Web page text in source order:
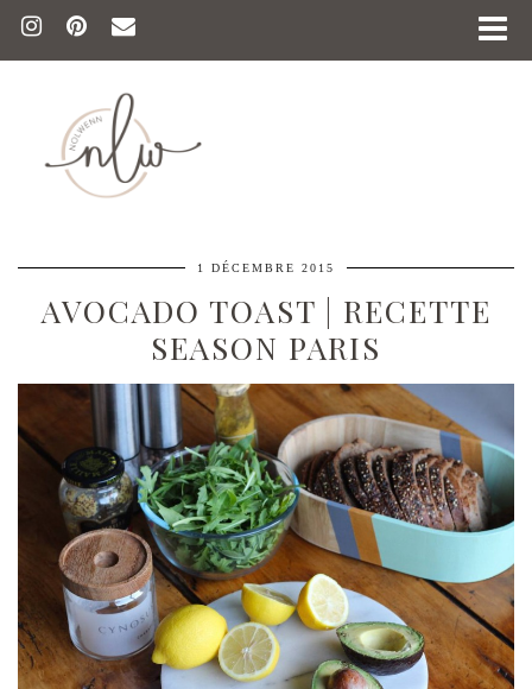
1 DÉCEMBRE 2015
AVOCADO TOAST | RECETTE
SEASON PARIS